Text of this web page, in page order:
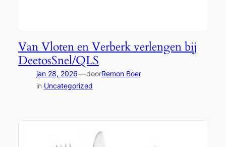
Van Vloten en Verberk verlengen bij
DeetosSnel/QLS
jan 28, 2026—doorRemon Boer
in Uncategorized